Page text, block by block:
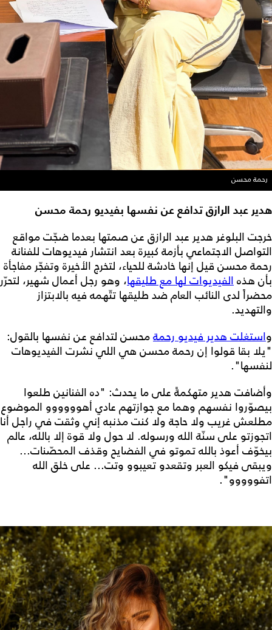
رحمة محسن
هدير عبد الرازق تدافع عن نفسها بفيديو رحمة محسن
خرجت البلوغر هدير عبد الرازق عن صمتها بعدما ضجّت مواقع
التواصل الاجتماعي بأزمة كبيرة بعد انتشار فيديوهات للفنانة
رحمة محسن قيل إنها خادشة للحياء، لتخرج الأخيرة وتفجّر مفاجأة
بأن هذهالفيديوات لها مع طليقها، وهو رجل أعمال شهير، لتحرّر
محضراً لدى النائب العام ضد طليقها تتّهمه فيه بالابتزاز
والتهديد.
واستغلت هدير فيديو رحمةمحسن لتدافع عن نفسها بالقول:
"يلا بقا قولوا إن رحمة محسن هي اللي نشرت الفيديوهات
لنفسها".
وأضافت هدير متهكمةً على ما يحدث: "ده الفنانين طلعوا
بيصوّروا نفسهم وهما مع جوازتهم عادي أهوووووو الموضوع
مطلعش غريب ولا حاجة ولا كنت مذنبه إني وثقت في راجل أنا
اتجوزتو على سنّة الله ورسوله. لا حول ولا قوة إلا بالله، عالم
بيخوّف أعوذ بالله تموتو في الفضايح وقذف المحصّنات...
ويبقى فيكو العبر وتقعدو تعيبوو وتت... على خلق الله
اتفووووو".